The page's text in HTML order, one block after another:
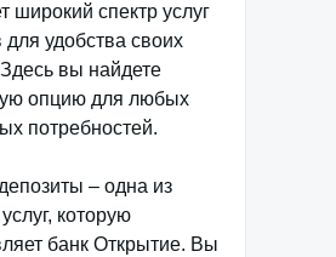
широкий спектр услуг
удобства своих
вы найдете
опцию для любых
потребностей.
– одна из
которую
банк Открытие. Вы